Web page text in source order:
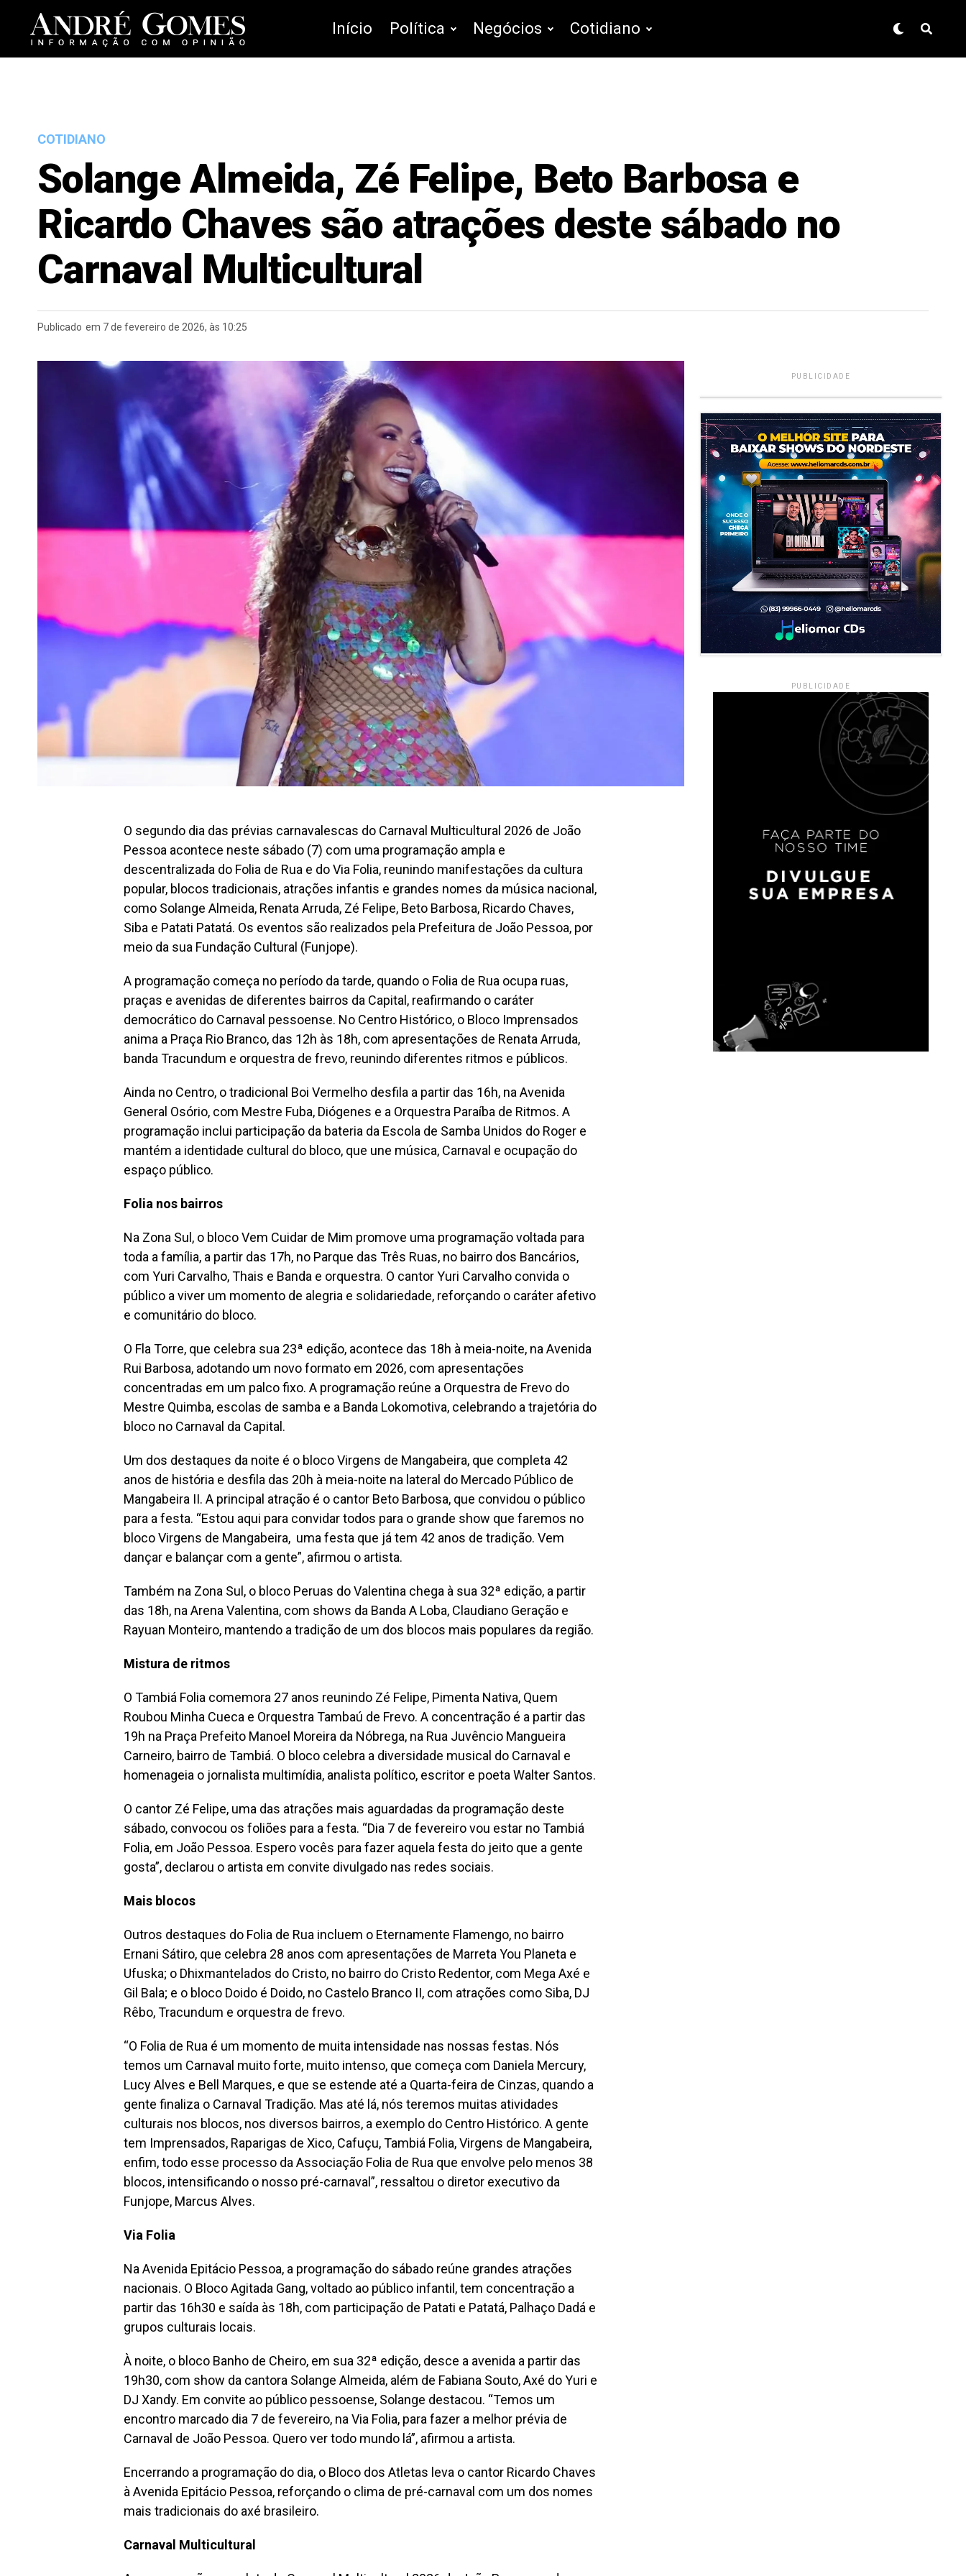
Início Política Negócios Cotidiano
COTIDIANO
Solange Almeida, Zé Felipe, Beto Barbosa e
Ricardo Chaves são atrações deste sábado no
Carnaval Multicultural
Publicado em 7 de fevereiro de 2026, às 10:25
O segundo dia das prévias carnavalescas do Carnaval Multicultural 2026 de João
Pessoa acontece neste sábado (7) com uma programação ampla e
descentralizada do Folia de Rua e do Via Folia, reunindo manifestações da cultura
popular, blocos tradicionais, atrações infantis e grandes nomes da música nacional,
como Solange Almeida, Renata Arruda, Zé Felipe, Beto Barbosa, Ricardo Chaves,
Siba e Patati Patatá. Os eventos são realizados pela Prefeitura de João Pessoa, por
meio da sua Fundação Cultural (Funjope).
A programação começa no período da tarde, quando o Folia de Rua ocupa ruas,
praças e avenidas de diferentes bairros da Capital, reafirmando o caráter
democrático do Carnaval pessoense. No Centro Histórico, o Bloco Imprensados
anima a Praça Rio Branco, das 12h às 18h, com apresentações de Renata Arruda,
banda Tracundum e orquestra de frevo, reunindo diferentes ritmos e públicos.
Ainda no Centro, o tradicional Boi Vermelho desfila a partir das 16h, na Avenida
General Osório, com Mestre Fuba, Diógenes e a Orquestra Paraíba de Ritmos. A
programação inclui participação da bateria da Escola de Samba Unidos do Roger e
mantém a identidade cultural do bloco, que une música, Carnaval e ocupação do
espaço público.
Folia nos bairros
Na Zona Sul, o bloco Vem Cuidar de Mim promove uma programação voltada para
toda a família, a partir das 17h, no Parque das Três Ruas, no bairro dos Bancários,
com Yuri Carvalho, Thais e Banda e orquestra. O cantor Yuri Carvalho convida o
público a viver um momento de alegria e solidariedade, reforçando o caráter afetivo
e comunitário do bloco.
O Fla Torre, que celebra sua 23ª edição, acontece das 18h à meia-noite, na Avenida
Rui Barbosa, adotando um novo formato em 2026, com apresentações
concentradas em um palco fixo. A programação reúne a Orquestra de Frevo do
Mestre Quimba, escolas de samba e a Banda Lokomotiva, celebrando a trajetória do
bloco no Carnaval da Capital.
Um dos destaques da noite é o bloco Virgens de Mangabeira, que completa 42
anos de história e desfila das 20h à meia-noite na lateral do Mercado Público de
Mangabeira II. A principal atração é o cantor Beto Barbosa, que convidou o público
para a festa. “Estou aqui para convidar todos para o grande show que faremos no
bloco Virgens de Mangabeira, uma festa que já tem 42 anos de tradição. Vem
dançar e balançar com a gente”, afirmou o artista.
Também na Zona Sul, o bloco Peruas do Valentina chega à sua 32ª edição, a partir
das 18h, na Arena Valentina, com shows da Banda A Loba, Claudiano Geração e
Rayuan Monteiro, mantendo a tradição de um dos blocos mais populares da região.
Mistura de ritmos
O Tambiá Folia comemora 27 anos reunindo Zé Felipe, Pimenta Nativa, Quem
Roubou Minha Cueca e Orquestra Tambaú de Frevo. A concentração é a partir das
19h na Praça Prefeito Manoel Moreira da Nóbrega, na Rua Juvêncio Mangueira
Carneiro, bairro de Tambiá. O bloco celebra a diversidade musical do Carnaval e
homenageia o jornalista multimídia, analista político, escritor e poeta Walter Santos.
O cantor Zé Felipe, uma das atrações mais aguardadas da programação deste
sábado, convocou os foliões para a festa. “Dia 7 de fevereiro vou estar no Tambiá
Folia, em João Pessoa. Espero vocês para fazer aquela festa do jeito que a gente
gosta”, declarou o artista em convite divulgado nas redes sociais.
Mais blocos
Outros destaques do Folia de Rua incluem o Eternamente Flamengo, no bairro
Ernani Sátiro, que celebra 28 anos com apresentações de Marreta You Planeta e
Ufuska; o Dhixmantelados do Cristo, no bairro do Cristo Redentor, com Mega Axé e
Gil Bala; e o bloco Doido é Doido, no Castelo Branco II, com atrações como Siba, DJ
Rêbo, Tracundum e orquestra de frevo.
“O Folia de Rua é um momento de muita intensidade nas nossas festas. Nós
temos um Carnaval muito forte, muito intenso, que começa com Daniela Mercury,
Lucy Alves e Bell Marques, e que se estende até a Quarta-feira de Cinzas, quando a
gente finaliza o Carnaval Tradição. Mas até lá, nós teremos muitas atividades
culturais nos blocos, nos diversos bairros, a exemplo do Centro Histórico. A gente
tem Imprensados, Raparigas de Xico, Cafuçu, Tambiá Folia, Virgens de Mangabeira,
enfim, todo esse processo da Associação Folia de Rua que envolve pelo menos 38
blocos, intensificando o nosso pré-carnaval”, ressaltou o diretor executivo da
Funjope, Marcus Alves.
Via Folia
Na Avenida Epitácio Pessoa, a programação do sábado reúne grandes atrações
nacionais. O Bloco Agitada Gang, voltado ao público infantil, tem concentração a
partir das 16h30 e saída às 18h, com participação de Patati e Patatá, Palhaço Dadá e
grupos culturais locais.
À noite, o bloco Banho de Cheiro, em sua 32ª edição, desce a avenida a partir das
19h30, com show da cantora Solange Almeida, além de Fabiana Souto, Axé do Yuri e
DJ Xandy. Em convite ao público pessoense, Solange destacou. “Temos um
encontro marcado dia 7 de fevereiro, na Via Folia, para fazer a melhor prévia de
Carnaval de João Pessoa. Quero ver todo mundo lá”, afirmou a artista.
Encerrando a programação do dia, o Bloco dos Atletas leva o cantor Ricardo Chaves
à Avenida Epitácio Pessoa, reforçando o clima de pré-carnaval com um dos nomes
mais tradicionais do axé brasileiro.
Carnaval Multicultural
PUBLICIDADE
PUBLICIDADE